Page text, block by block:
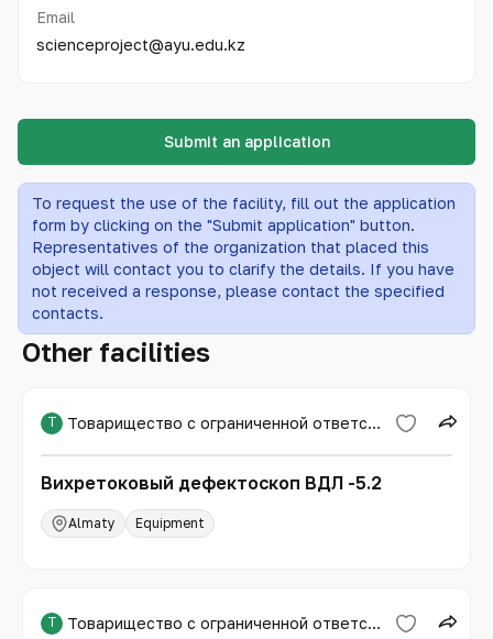
Email
scienceproject@ayu.edu.kz
Submit an application
To request the use of the facility, fill out the application
form by clicking on the "Submit application" button.
Representatives of the organization that placed this
object will contact you to clarify the details. If you have
not received a response, please contact the specified
contacts.
Other facilities
Т Товарищество с ограниченной ответственностью «Международная образовательная корпорация»
Вихретоковый дефектоскоп ВДЛ -5.2
Almaty Equipment
Т Товарищество с ограниченной ответственностью «Международная образовательная корпорация»